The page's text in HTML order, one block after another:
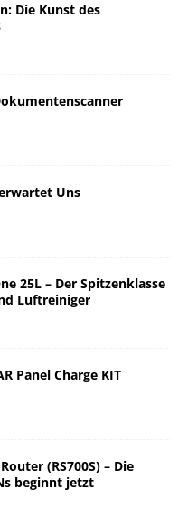
Die Kunst des
Uns
25L – Der Spitzenklasse
Luftreiniger
Panel Charge KIT
(RS700S) – Die
beginnt jetzt